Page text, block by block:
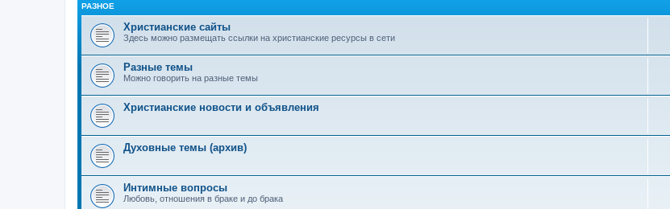
РАЗНОЕ
Христианские сайты
Здесь можно размещать ссылки на христианские ресурсы в сети
Разные темы
Можно говорить на разные темы
Христианские новости и объявления
Духовные темы (архив)
Интимные вопросы
Любовь, отношения в браке и до брака